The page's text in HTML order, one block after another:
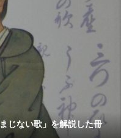
じない歌」を解説した冊